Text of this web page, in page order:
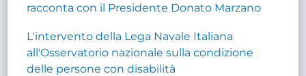
racconta con il Presidente Donato Marzano
L'intervento della Lega Navale Italiana
all'Osservatorio nazionale sulla condizione
delle persone con disabilità